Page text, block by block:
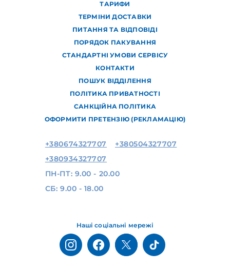
ТАРИФИ
ТЕРМІНИ ДОСТАВКИ
ПИТАННЯ ТА ВІДПОВІДІ
ПОРЯДОК ПАКУВАННЯ
СТАНДАРТНІ УМОВИ СЕРВІСУ
КОНТАКТИ
ПОШУК ВІДДІЛЕННЯ
ПОЛІТИКА ПРИВАТНОСТІ
САНКЦІЙНА ПОЛІТИКА
ОФОРМИТИ ПРЕТЕНЗІЮ (РЕКЛАМАЦІЮ)
Наші соціальні мережі
+380674327707
+380504327707
+380934327707
ПН-ПТ: 9.00 - 20.00
СБ: 9.00 - 18.00